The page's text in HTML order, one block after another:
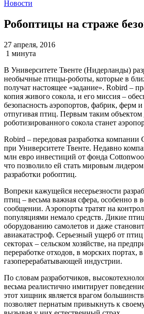
Новости
Робоптицы на страже
27 апреля, 2016
1 минута
В Университете Твенте (Нидерланды)
необычные птицы-роботы, которые в
получат настоящее «задание». Robird –
копия живого сокола, и его миссия –
безопасность аэропортов, фабрик, ферм
отпугивая птиц. Первым таким объектом
роботизированного сокола станет
Robird – передовая разработка компании
при Университете Твенте. Недавно
млн евро инвестиций от фонда
что позволило ей стать мировым
разработки робоптиц.
Вопреки кажущейся несерьезности
птиц – весьма важная сфера, особенно в
сообщении. Аэропорты тратят на
популяциями немало средств. Дикие
оборудованию самолетов и даже
авиакатастроф. Серьезный ущерб от
секторах – сельском хозяйстве, на
переработке отходов, в морских портах,
газоперерабатывающей индустрии.
По словам разработчиков,
весьма реалистично имитирует
этот хищник является врагом
позволяет пернатым привыкнуть к